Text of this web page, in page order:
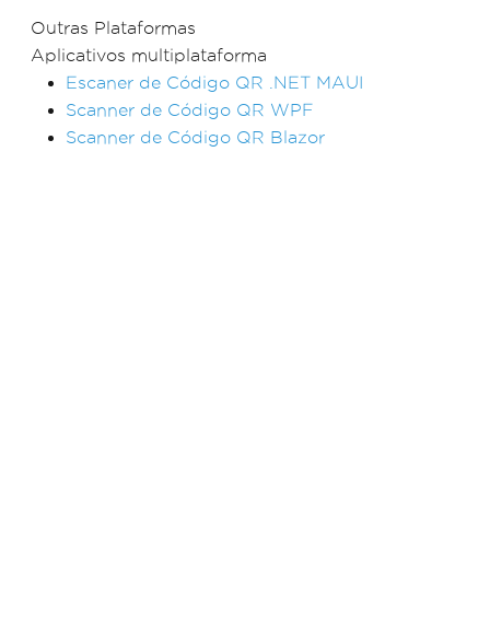
Outras Plataformas
Aplicativos multiplataforma
Escaner de Código QR .NET MAUI
Scanner de Código QR WPF
Scanner de Código QR Blazor